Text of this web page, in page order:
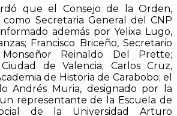
que el Consejo de la Orden,
Secretaria General del CNP
además por Yelixa Lugo,
Francisco Briceño, Secretario
Monseñor Reinaldo Del Prette;
de Valencia; Carlos Cruz,
de Historia de Carabobo; el
Andrés Muria, designado por la
representante de la Escuela de
de la Universidad Arturo